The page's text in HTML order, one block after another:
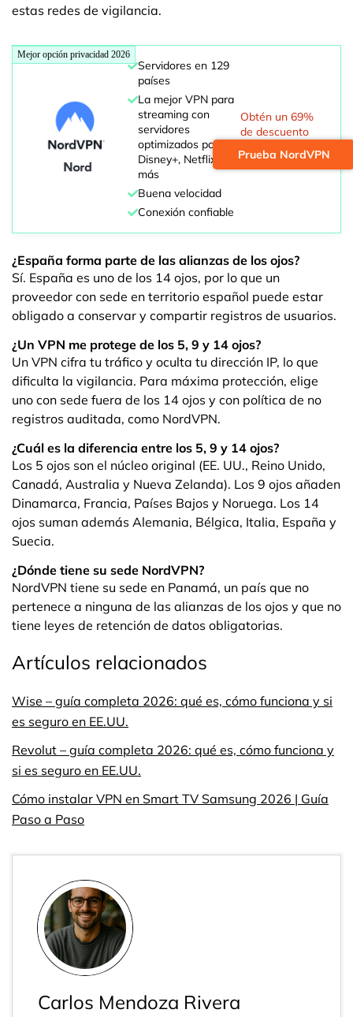
estas redes de vigilancia.
Mejor opción privacidad 2026
Servidores en 129
países
La mejor VPN para
streaming con
servidores
optimizados para
Disney+, Netflix y
más
Buena velocidad
Conexión confiable
Obtén un 69%
de descuento
Prueba NordVPN
¿España forma parte de las alianzas de los ojos?
Sí. España es uno de los 14 ojos, por lo que un
proveedor con sede en territorio español puede estar
obligado a conservar y compartir registros de usuarios.
¿Un VPN me protege de los 5, 9 y 14 ojos?
Un VPN cifra tu tráfico y oculta tu dirección IP, lo que
dificulta la vigilancia. Para máxima protección, elige
uno con sede fuera de los 14 ojos y con política de no
registros auditada, como NordVPN.
¿Cuál es la diferencia entre los 5, 9 y 14 ojos?
Los 5 ojos son el núcleo original (EE. UU., Reino Unido,
Canadá, Australia y Nueva Zelanda). Los 9 ojos añaden
Dinamarca, Francia, Países Bajos y Noruega. Los 14
ojos suman además Alemania, Bélgica, Italia, España y
Suecia.
¿Dónde tiene su sede NordVPN?
NordVPN tiene su sede en Panamá, un país que no
pertenece a ninguna de las alianzas de los ojos y que no
tiene leyes de retención de datos obligatorias.
Artículos relacionados
Wise – guía completa 2026: qué es, cómo funciona y si
es seguro en EE.UU.
Revolut – guía completa 2026: qué es, cómo funciona y
si es seguro en EE.UU.
Cómo instalar VPN en Smart TV Samsung 2026 | Guía
Paso a Paso
Carlos Mendoza Rivera